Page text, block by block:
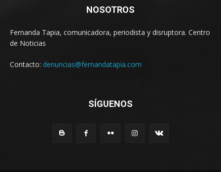
NOSOTROS
Fernanda Tapia, comunicadora, periodista y disruptora. Centro
de Noticias
Contacto: denuncias@fernandatapia.com
SÍGUENOS